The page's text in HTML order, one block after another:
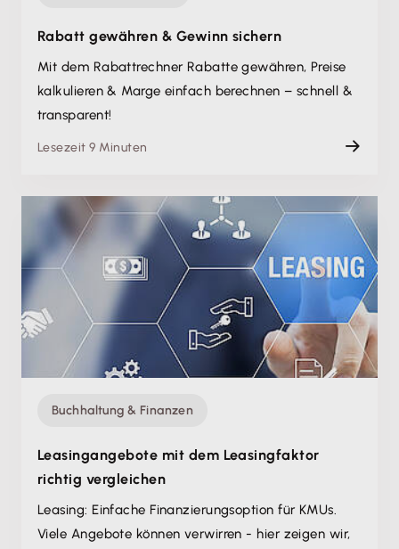
Rabatt gewähren & Gewinn sichern
Mit dem Rabattrechner Rabatte gewähren, Preise
kalkulieren & Marge einfach berechnen – schnell &
transparent!
Lesezeit 9 Minuten
Buchhaltung & Finanzen
Leasingangebote mit dem Leasingfaktor
richtig vergleichen
Leasing: Einfache Finanzierungsoption für KMUs.
Viele Angebote können verwirren - hier zeigen wir,